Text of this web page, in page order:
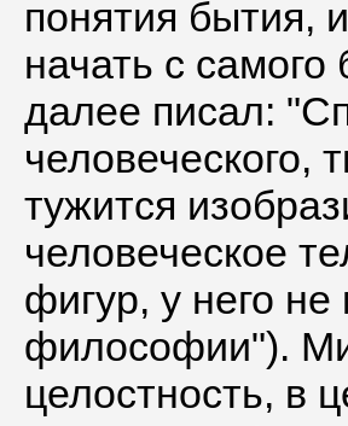
понятия бытия,
начать с
далее писал:
человеческого,
тужится
человеческое
фигур, у него не
философии").
целостность, в